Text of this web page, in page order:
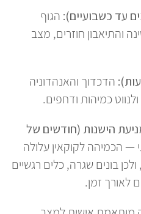
עד כשבועיים): הגוף
והתיאבון חוזרים, מצב
הדכדוך והאנהדוניה
כמיהות ודחפים.
הישנות (חודשים של
הכמיהה לקוקאין עלולה
בונים שגרה, כלים רגשיים
לאורך זמן.